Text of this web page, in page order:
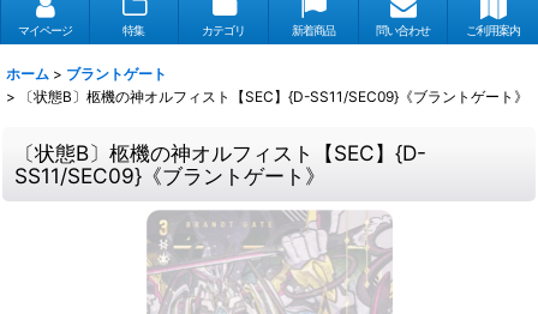
マイページ 特集 カテゴリ 新着商品 問い合わせ ご利用案内
ホーム > ブラントゲート
>
〔状態B〕柩機の神オルフィスト【SEC】{D-SS11/SEC09}《ブラントゲート》
〔状態B〕柩機の神オルフィスト【SEC】{D-
SS11/SEC09}《ブラントゲート》